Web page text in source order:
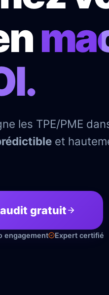
les TPE/PME
et
gratuit
engagement Expert certifié